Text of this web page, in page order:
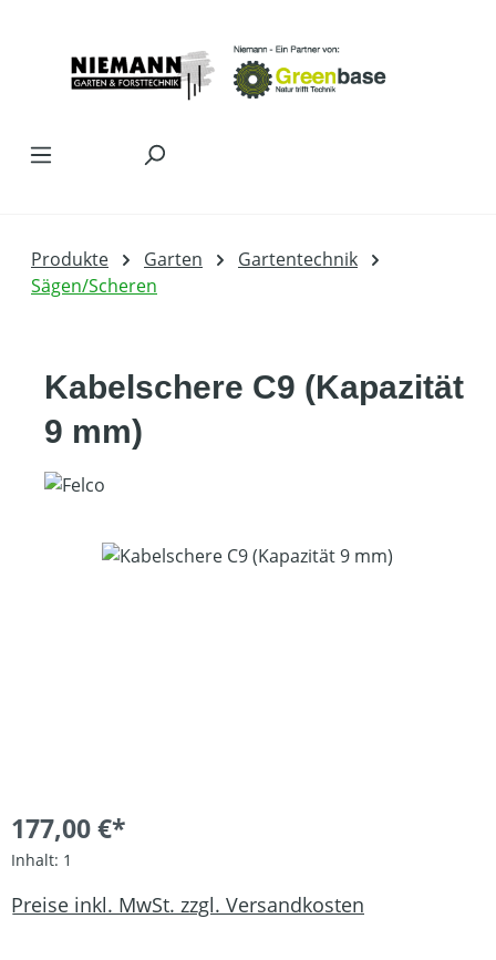
Produkte Garten
Gartentechnik
Sägen/Scheren
Kabelschere C9 (Kapazität
9 mm)
Bildergalerie überspringen
177,00 €*
Inhalt: 1
Preise inkl. MwSt. zzgl. Versandkosten